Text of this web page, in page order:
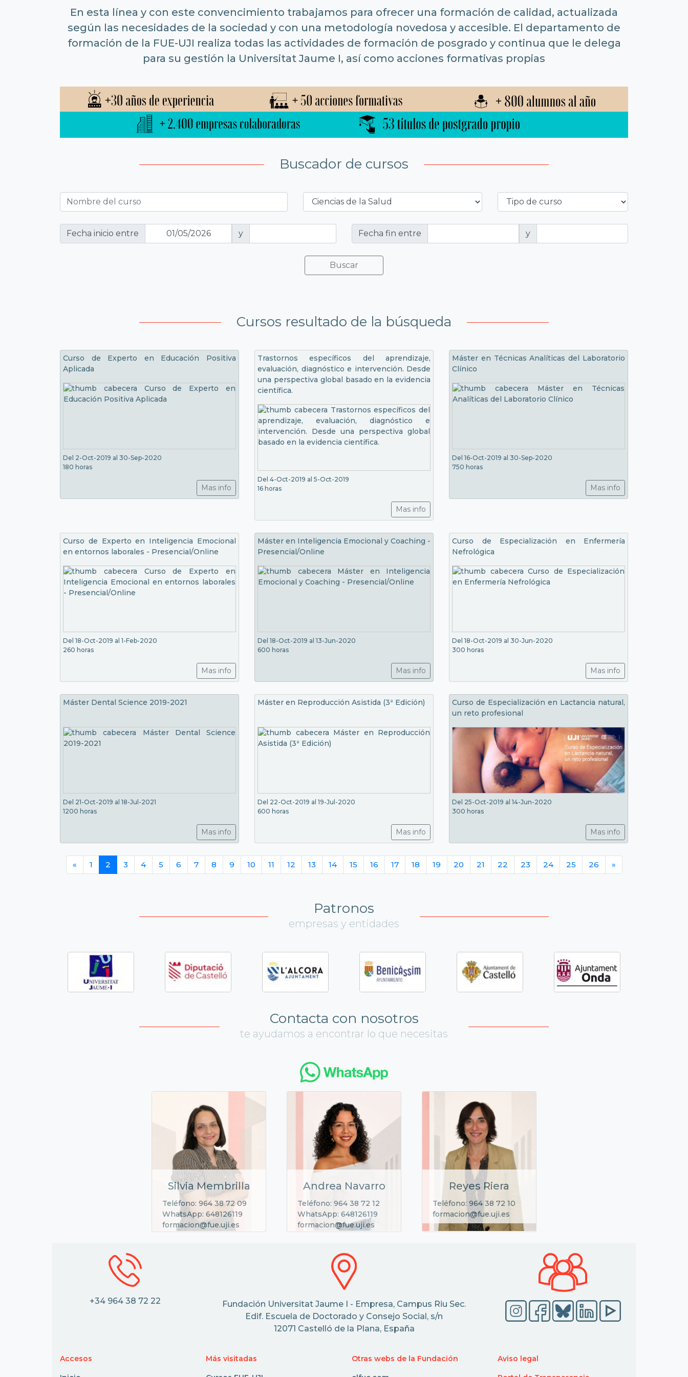
En esta línea y con este convencimiento trabajamos para ofrecer una formación de calidad, actualizada
según las necesidades de la sociedad y con una metodología novedosa y accesible. El departamento de
formación de la FUE-UJI realiza todas las actividades de formación de posgrado y continua que le delega
para su gestión la Universitat Jaume I, así como acciones formativas propias
Buscador de cursos
Fecha inicio entre y Fecha fin entre y
Buscar
Cursos resultado de la búsqueda
Curso de Experto en Educación Positiva
Aplicada
Del 2-Oct-2019 al 30-Sep-2020
180 horas
Mas info
Trastornos específicos del aprendizaje,
evaluación, diagnóstico e intervención. Desde
una perspectiva global basado en la evidencia
científica.
Del 4-Oct-2019 al 5-Oct-2019
16 horas
Mas info
Máster en Técnicas Analíticas del Laboratorio
Clínico
Del 16-Oct-2019 al 30-Sep-2020
750 horas
Mas info
Curso de Experto en Inteligencia Emocional
en entornos laborales - Presencial/Online
Del 18-Oct-2019 al 1-Feb-2020
260 horas
Mas info
Máster en Inteligencia Emocional y Coaching -
Presencial/Online
Del 18-Oct-2019 al 13-Jun-2020
600 horas
Mas info
Curso de Especialización en Enfermería
Nefrológica
Del 18-Oct-2019 al 30-Jun-2020
300 horas
Mas info
Máster Dental Science 2019-2021
Del 21-Oct-2019 al 18-Jul-2021
1200 horas
Mas info
Máster en Reproducción Asistida (3ª Edición)
Del 22-Oct-2019 al 19-Jul-2020
600 horas
Mas info
Curso de Especialización en Lactancia natural,
un reto profesional
Del 25-Oct-2019 al 14-Jun-2020
300 horas
Mas info
« 1 2 3 4 5 6 7 8 9 10 11 12 13 14 15 16 17 18 19 20 21 22 23 24 25 26 »
Patronos
empresas y entidades
Contacta con nosotros
te ayudamos a encontrar lo que necesitas
Silvia Membrilla
Teléfono: 964 38 72 09
WhatsApp: 648126119
formacion@fue.uji.es
Andrea Navarro
Teléfono: 964 38 72 12
WhatsApp: 648126119
formacion@fue.uji.es
Reyes Riera
Teléfono: 964 38 72 10
formacion@fue.uji.es
+34 964 38 72 22
Fundación Universitat Jaume I - Empresa, Campus Riu Sec.
Edif. Escuela de Doctorado y Consejo Social, s/n
12071 Castelló de la Plana, España
Accesos Más visitadas Otras webs de la Fundación Aviso legal